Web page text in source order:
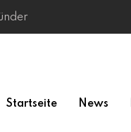
Startseite News